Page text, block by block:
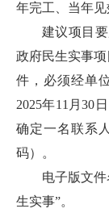
年完工、当年见
建议项目
政府民生实事
件，必须经单
2025年11月30
确定一名联系
码）。
电子版文
生实事”。